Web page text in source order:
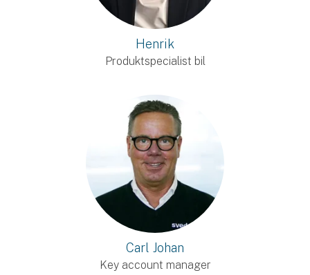
Henrik
Produktspecialist bil
Carl Johan
Key account manager